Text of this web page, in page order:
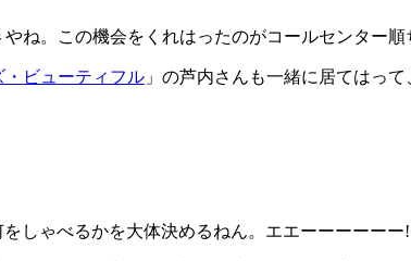
ね。この機会をくれはったのがコールセンター順
ビューティフル 」の芦内さんも一緒に居てはって
ゃべるかを大体決めるねん。エエーーーーーー